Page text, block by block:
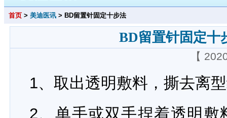
首页 > 美迪医讯 > BD留置针固定十步法
BD留置针固定十
【
1、取出透明敷料，撕去离
2、单手或双手捏着透明敷